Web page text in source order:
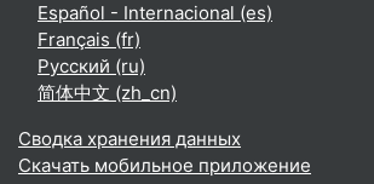
Español - Internacional ‎(es)‎
Français ‎(fr)‎
Русский ‎(ru)‎
简体中文 ‎(zh_cn)‎
Сводка хранения данных
Скачать мобильное приложение